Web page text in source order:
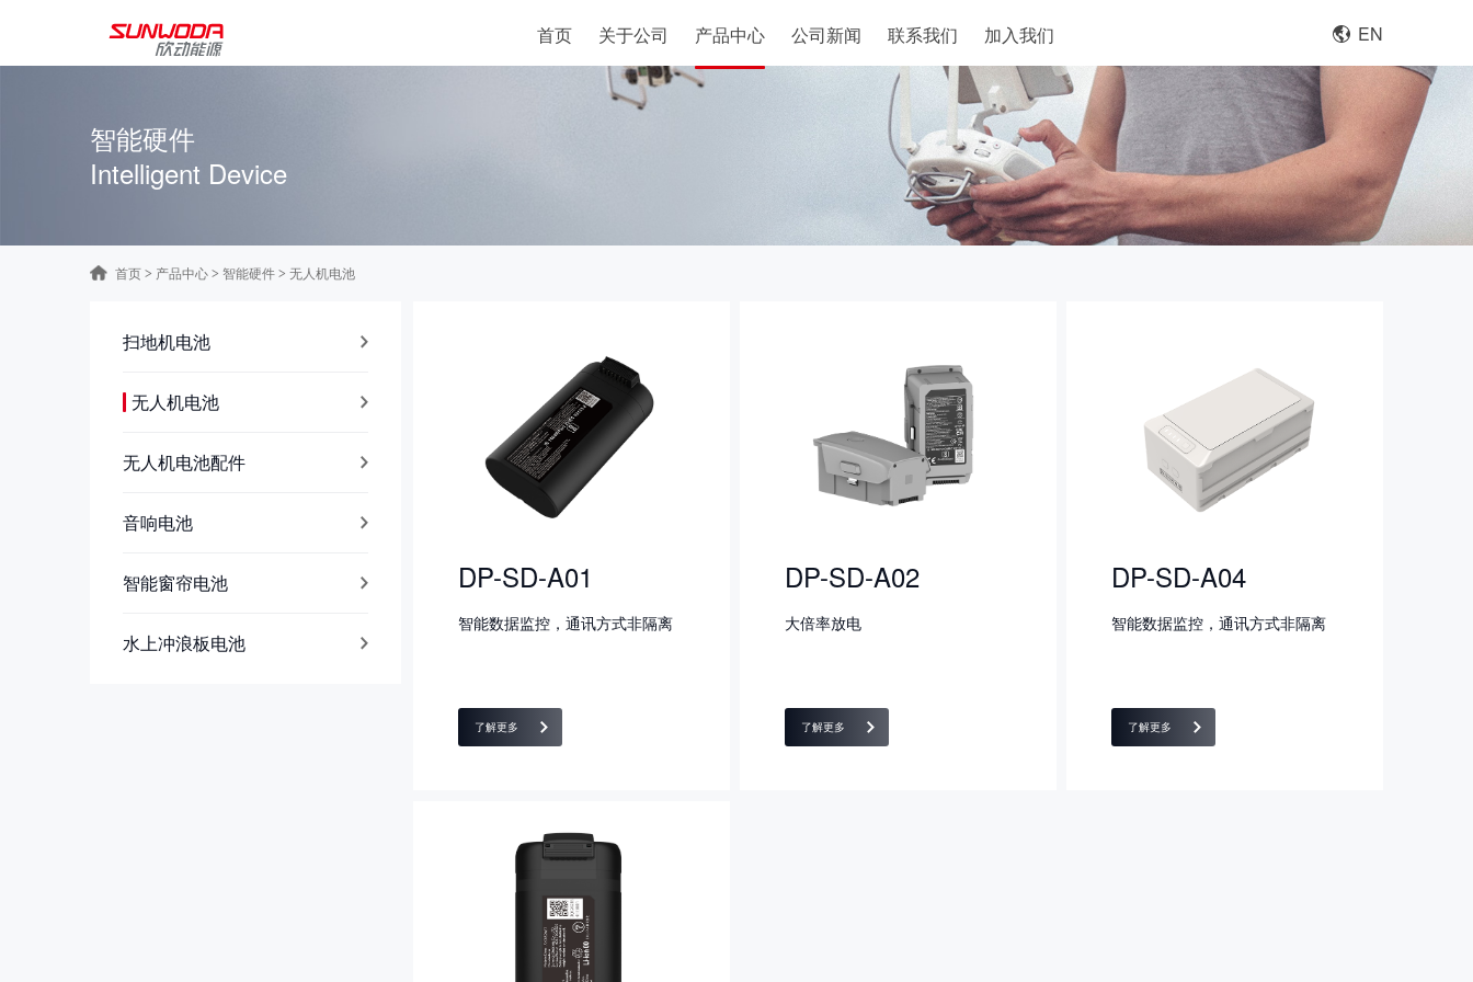
首页 关于公司 产品中心 公司新闻 联系我们 加入我们 EN
智能硬件
Intelligent Device
首页 > 产品中心 > 智能硬件 > 无人机电池
扫地机电池
无人机电池
无人机电池配件
音响电池
智能窗帘电池
水上冲浪板电池
DP-SD-A01
智能数据监控，通讯方式非隔离
了解更多
DP-SD-A02
大倍率放电
了解更多
DP-SD-A04
智能数据监控，通讯方式非隔离
了解更多